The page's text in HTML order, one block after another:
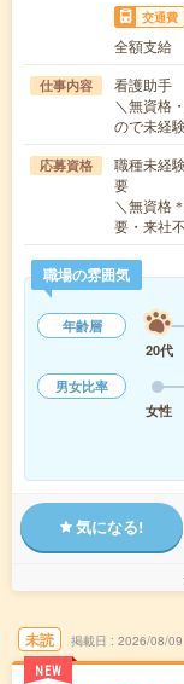
交通費
全額支給
仕事内容
看護助手
＼無資格
ので未経
応募資格
職種未経
要
＼無資格
要・来社
職場の雰囲気
年齢層
20代
男女比率
女性
気になる!
未読
NEW
掲載日 2026/08/09